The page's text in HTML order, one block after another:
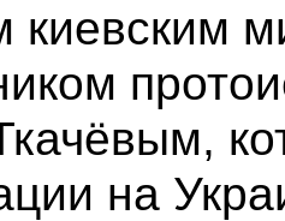
киевским
на